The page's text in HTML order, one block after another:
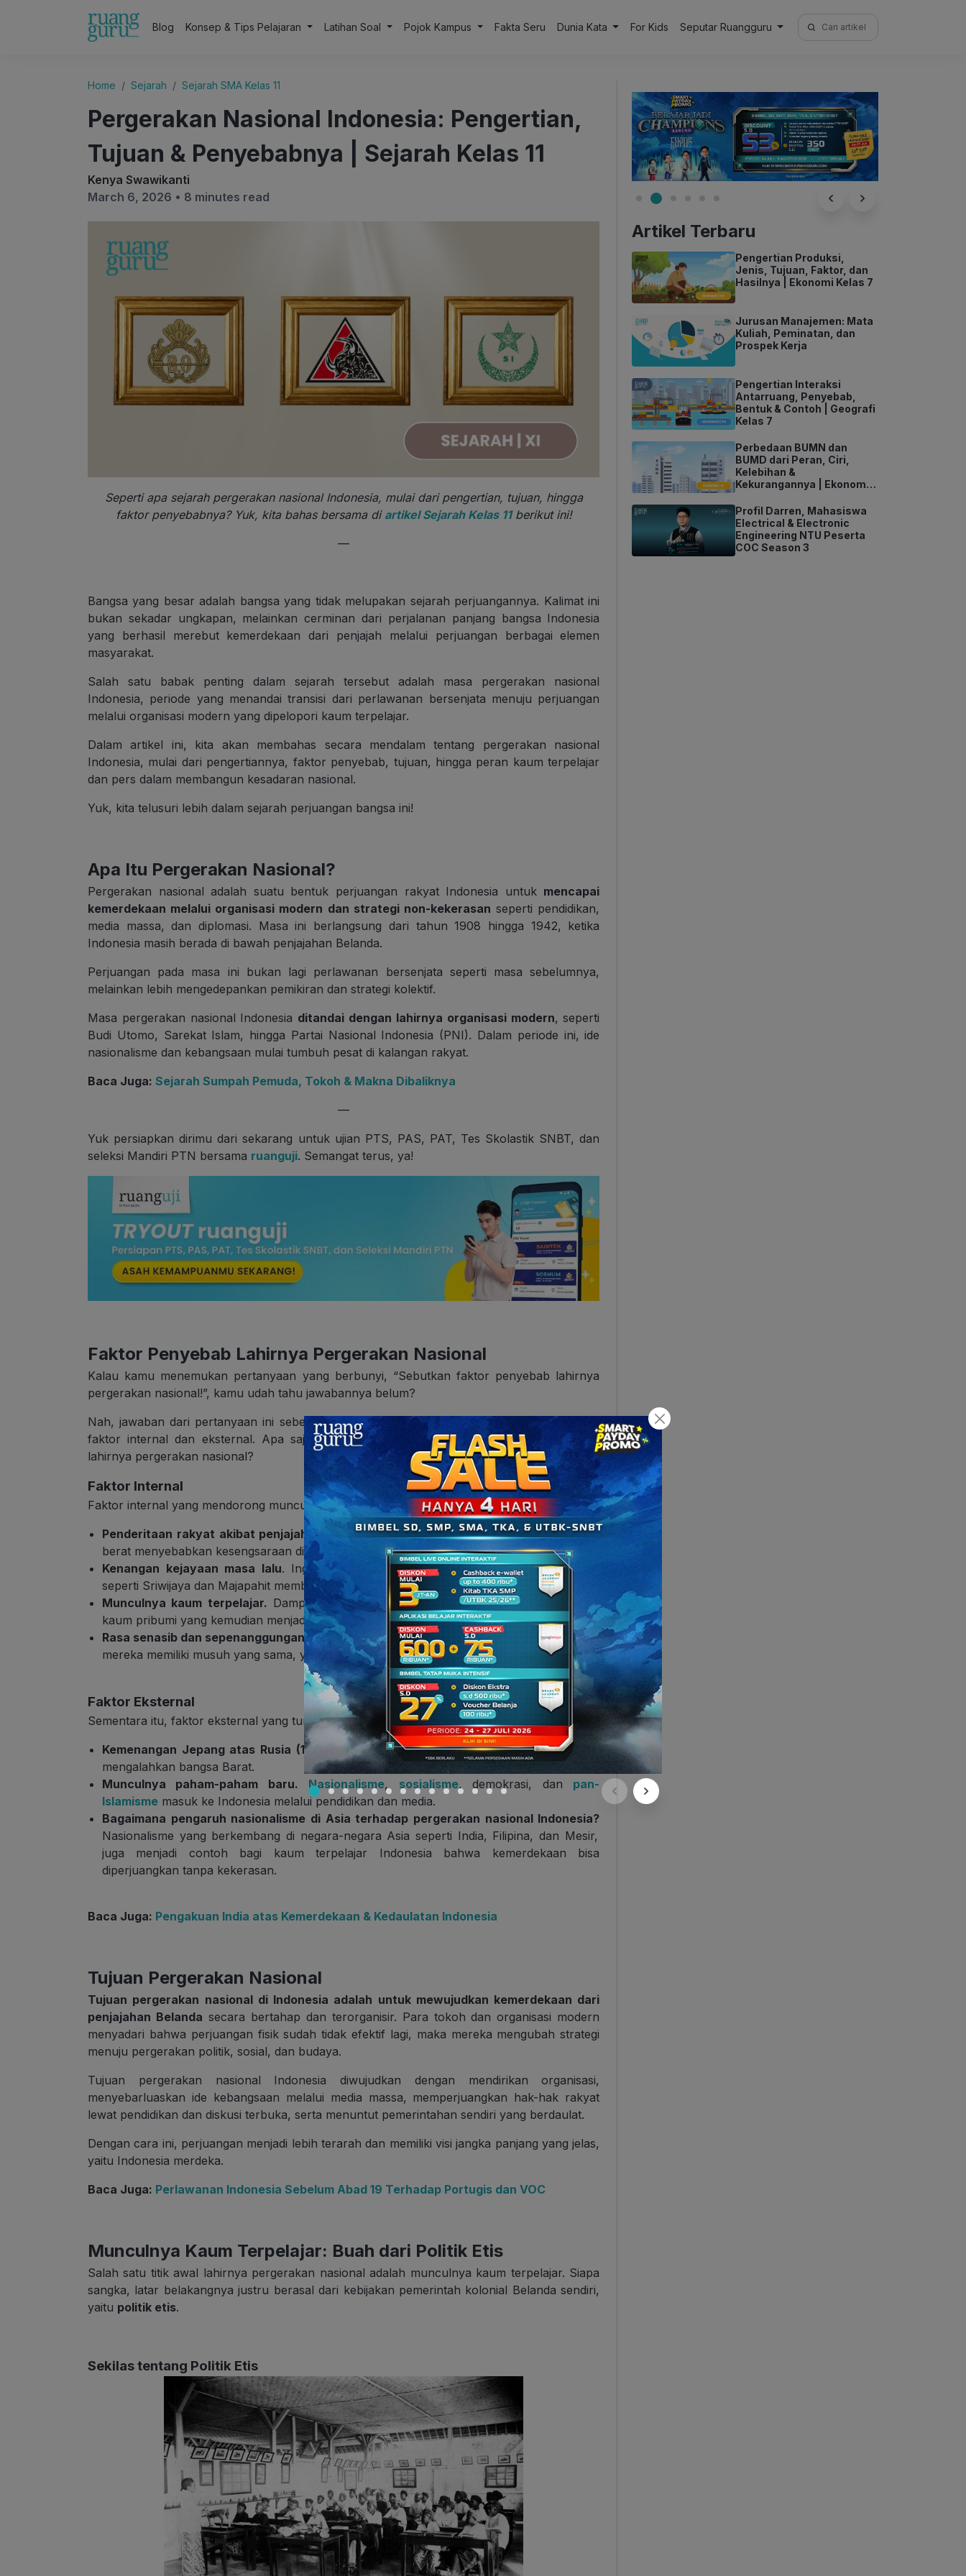
Blog Konsep & Tips Pelajaran Latihan Soal Pojok Kampus Fakta Seru Dunia Kata For Kids Seputar Ruangguru
Search
for:
Home Sejarah Sejarah SMA Kelas 11
Pergerakan Nasional Indonesia: Pengertian,
Tujuan & Penyebabnya | Sejarah Kelas 11
Kenya Swawikanti
March 6, 2026 • 8 minutes read
Seperti apa sejarah pergerakan nasional Indonesia, mulai dari pengertian, tujuan, hingga
faktor penyebabnya? Yuk, kita bahas bersama di artikel Sejarah Kelas 11berikut ini!
—
Bangsa yang besar adalah bangsa yang tidak melupakan sejarah perjuangannya. Kalimat ini
bukan sekadar ungkapan, melainkan cerminan dari perjalanan panjang bangsa Indonesia
yang berhasil merebut kemerdekaan dari penjajah melalui perjuangan berbagai elemen
masyarakat.
Salah satu babak penting dalam sejarah tersebut adalah masa pergerakan nasional
Indonesia, periode yang menandai transisi dari perlawanan bersenjata menuju perjuangan
melalui organisasi modern yang dipelopori kaum terpelajar.
Dalam artikel ini, kita akan membahas secara mendalam tentang pergerakan nasional
Indonesia, mulai dari pengertiannya, faktor penyebab, tujuan, hingga peran kaum terpelajar
dan pers dalam membangun kesadaran nasional.
Yuk, kita telusuri lebih dalam sejarah perjuangan bangsa ini!
Apa Itu Pergerakan Nasional?
Pergerakan nasional adalah suatu bentuk perjuangan rakyat Indonesia untuk mencapai
kemerdekaan melalui organisasi modern dan strategi non-kekerasan seperti pendidikan,
media massa, dan diplomasi. Masa ini berlangsung dari tahun 1908 hingga 1942, ketika
Indonesia masih berada di bawah penjajahan Belanda.
Perjuangan pada masa ini bukan lagi perlawanan bersenjata seperti masa sebelumnya,
melainkan lebih mengedepankan pemikiran dan strategi kolektif.
Masa pergerakan nasional Indonesia ditandai dengan lahirnya organisasi modern, seperti
Budi Utomo, Sarekat Islam, hingga Partai Nasional Indonesia (PNI). Dalam periode ini, ide
nasionalisme dan kebangsaan mulai tumbuh pesat di kalangan rakyat.
Baca Juga: Sejarah Sumpah Pemuda, Tokoh & Makna Dibaliknya
—
Yuk persiapkan dirimu dari sekarang untuk ujian PTS, PAS, PAT, Tes Skolastik SNBT, dan
seleksi Mandiri PTN bersama ruanguji. Semangat terus, ya!
Faktor Penyebab Lahirnya Pergerakan Nasional
Kalau kamu menemukan pertanyaan yang berbunyi, “Sebutkan faktor penyebab lahirnya
pergerakan nasional!”, kamu udah tahu jawabannya belum?
Nah, jawaban dari pertanyaan ini sebenarnya bisa dibagi menjadi dua kategori besar, yakni
faktor internal dan eksternal. Apa saja faktor internal dan eksternal yang menyebabkan
lahirnya pergerakan nasional?
Faktor Internal
Faktor internal yang mendorong munculnya pergerakan nasional Indonesia adalah:
Penderitaan rakyat akibat penjajahan
berupapenindasan, kerja paksa, dan pajak yang
berat menyebabkan kesengsaraan di kalangan rakyat Indonesia.
Kenangan kejayaan masa lalu. Ingatan akan kebesaran kerajaan-kerajaan Nusantara
seperti Sriwijaya dan Majapahit membangkitkan semangat nasionalisme.
Munculnya kaum terpelajar. Dampak politik etis memberikan akses pendidikan kepada
kaum pribumi yang kemudian menjadi motor penggerak organisasi modern.
Rasa senasib dan sepenanggungan. Rakyat dari berbagai daerah mulai menyadari bahwa
mereka memiliki musuh yang sama, yaitu penjajah.
Faktor Eksternal
Sementara itu, faktor eksternal yang turut mendorong adalah:
Kemenangan Jepang atas Rusia (1905). Memberikan inspirasi bahwa negara Asia bisa
mengalahkan bangsa Barat.
Munculnya paham-paham baru.
Nasionalisme, sosialisme, demokrasi, dan pan-
Islamisme masuk ke Indonesia melalui pendidikan dan media.
Bagaimana pengaruh nasionalisme di Asia terhadap pergerakan nasional Indonesia?
Nasionalisme yang berkembang di negara-negara Asia seperti India, Filipina, dan Mesir,
juga menjadi contoh bagi kaum terpelajar Indonesia bahwa kemerdekaan bisa
diperjuangkan tanpa kekerasan.
Baca Juga: Pengakuan India atas Kemerdekaan & Kedaulatan Indonesia
Tujuan Pergerakan Nasional
Tujuan pergerakan nasional di Indonesia adalah untuk mewujudkan kemerdekaan dari
penjajahan Belanda secara bertahap dan terorganisir. Para tokoh dan organisasi modern
menyadari bahwa perjuangan fisik sudah tidak efektif lagi, maka mereka mengubah strategi
menuju pergerakan politik, sosial, dan budaya.
Tujuan pergerakan nasional Indonesia diwujudkan dengan mendirikan organisasi,
menyebarluaskan ide kebangsaan melalui media massa, memperjuangkan hak-hak rakyat
lewat pendidikan dan diskusi terbuka, serta menuntut pemerintahan sendiri yang berdaulat.
Dengan cara ini, perjuangan menjadi lebih terarah dan memiliki visi jangka panjang yang jelas,
yaitu Indonesia merdeka.
Baca Juga: Perlawanan Indonesia Sebelum Abad 19 Terhadap Portugis dan VOC
Munculnya Kaum Terpelajar: Buah dari Politik Etis
Salah satu titik awal lahirnya pergerakan nasional adalah munculnya kaum terpelajar. Siapa
sangka, latar belakangnya justru berasal dari kebijakan pemerintah kolonial Belanda sendiri,
yaitu politik etis.
Sekilas tentang Politik Etis
Artikel Terbaru
Pengertian Produksi,
Jenis, Tujuan, Faktor, dan
Hasilnya | Ekonomi Kelas 7
Jurusan Manajemen: Mata
Kuliah, Peminatan, dan
Prospek Kerja
Pengertian Interaksi
Antarruang, Penyebab,
Bentuk & Contoh | Geografi
Kelas 7
Perbedaan BUMN dan
BUMD dari Peran, Ciri,
Kelebihan &
Kekurangannya | Ekonomi
Profil Darren, Mahasiswa
Electrical & Electronic
Engineering NTU Peserta
COC Season 3